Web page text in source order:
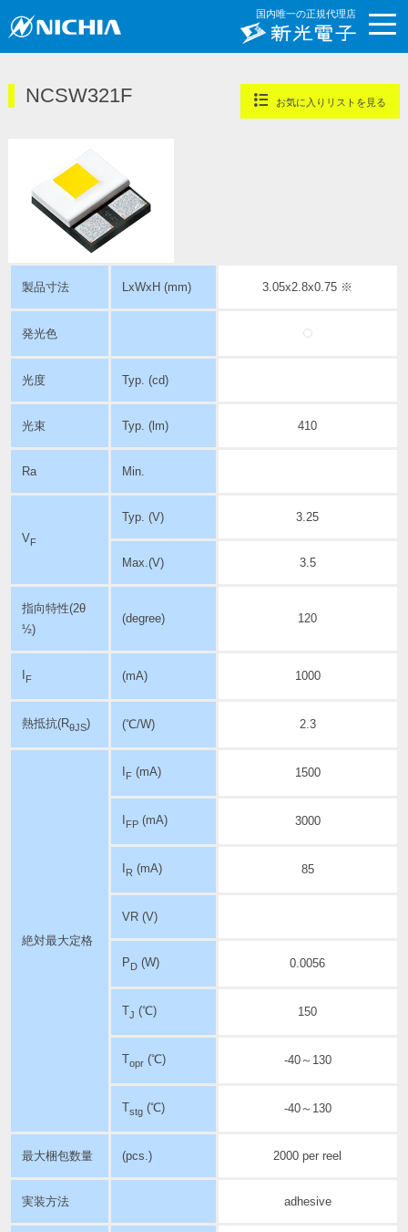
国内唯一の正規代理店
NCSW321F お気に入りリストを見る
製品寸法 LxWxH (mm) 3.05x2.8x0.75 ※
発光色
光度 Typ. (cd)
光束 Typ. (lm) 410
Ra Min.
VF
Typ. (V) 3.25
Max.(V) 3.5
指向特性(2θ
½)
(degree) 120
F (mA) 1000
熱抵抗(RθJS) (℃/W) 2.3
絶対最大定格
F(mA) 1500
FP(mA) 3000
R (mA) 85
VR (V)
PD(W) 0.0056
TJ (℃) 150
Topr(℃) -40～130
Tstg(℃) -40～130
最大梱包数量 (pcs.) 2000 per reel
実装方法 adhesive